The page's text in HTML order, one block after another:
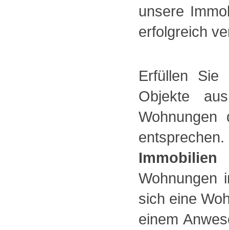
unsere
erfolgreich
Erfüllen Sie
Objekte
Immobilien
Wohnungen
sich eine
einem